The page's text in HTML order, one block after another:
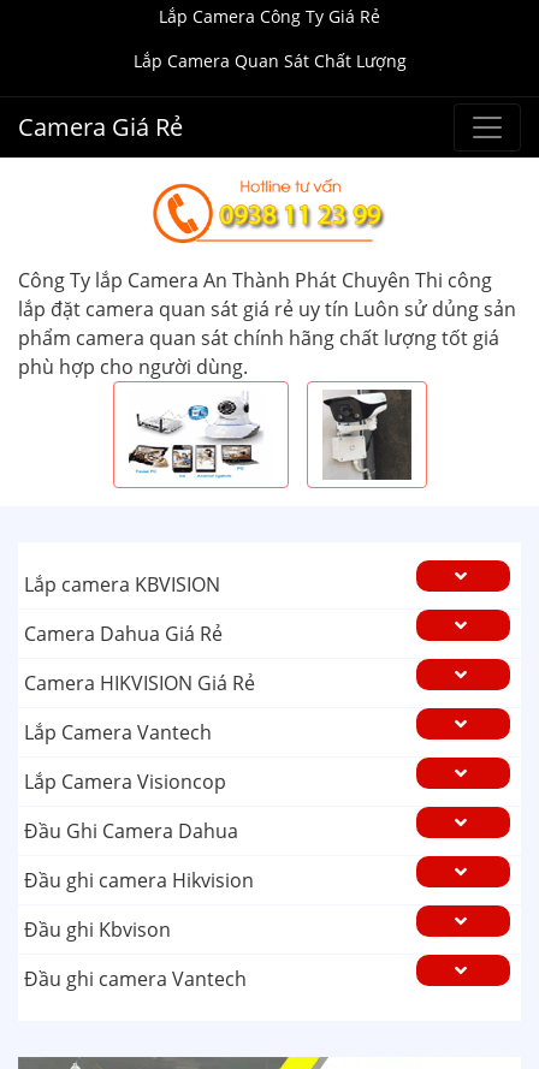
Lắp Camera Công Ty Giá Rẻ
Lắp Camera Quan Sát Chất Lượng
Camera Giá Rẻ
Công Ty lắp Camera An Thành Phát Chuyên Thi công
lắp đặt camera quan sát giá rẻ uy tín Luôn sử dủng sản
phẩm camera quan sát chính hãng chất lượng tốt giá
phù hợp cho người dùng.
Lắp camera KBVISION
Camera Dahua Giá Rẻ
Camera HIKVISION Giá Rẻ
Lắp Camera Vantech
Lắp Camera Visioncop
Đầu Ghi Camera Dahua
Đầu ghi camera Hikvision
Đầu ghi Kbvison
Đầu ghi camera Vantech